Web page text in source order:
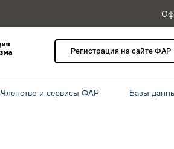
Регистрация на сайте ФАР
Членство и сервисы ФАР Базы